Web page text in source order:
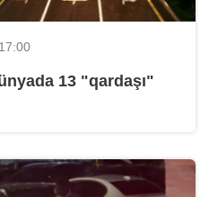
13 "qardaşı"